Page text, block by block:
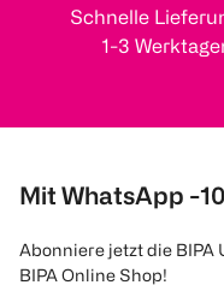
Schnelle
1-3
Mit WhatsApp -
Abonniere jetzt die BIPA
BIPA Online Shop!